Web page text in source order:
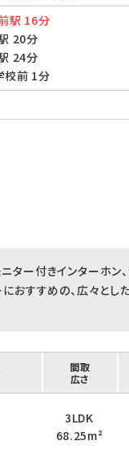
駅 16分
20分
24分
校前 1分
ー付きインターホン
おすすめの、広々とし
間取
広さ
3LDK
68.25m²